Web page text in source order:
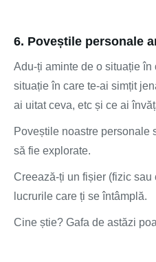
6. Poveștile personale
Adu-ți aminte de o situație în
situație în care te-ai simțit
ai uitat ceva, etc și ce ai
Poveștile noastre personale
să fie explorate.
Creează-ți un fișier (fizic
lucrurile care ți se întâmplă.
Cine știe? Gafa de astăzi